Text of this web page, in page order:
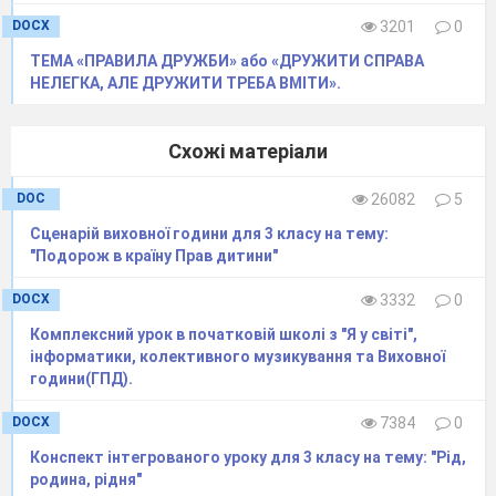
лікувальні властивості.
Висновок: усі етапи проекту в комплексі мають
навчально-виховну цінність; сприяють розвитку
спрямовані на створення й підтримання
доброзичливого мікроклімату в класі; усвідомленню
кожним свого власного внеску в спільну роботу,
розвивають уміння спілкуватися, адаптуватися в
соціумі.
ЗАХИСТ ПРОЕКТУ
Тема. Народні символи-рослини.
Хід заходу
І. Організаційний момент
►► Читання вірша (дівчина-україночка)
DOCX 3201
0
ТЕМА «ПРАВИЛА ДРУЖБИ» або «ДРУЖИТИ СПРАВА
НЕЛЕГКА, АЛЕ ДРУЖИТИ ТРЕБА ВМІТИ».
Схожі матеріали
DOC 26082
5
Сценарій виховної години для 3 класу на тему:
"Подорож в країну Прав дитини"
DOCX 3332
0
Комплексний урок в початковій школі з "Я у світі",
інформатики, колективного музикування та Виховної
години(ГПД).
DOCX 7384
0
Конспект інтегрованого уроку для 3 класу на тему: "Рід,
родина, рідня"